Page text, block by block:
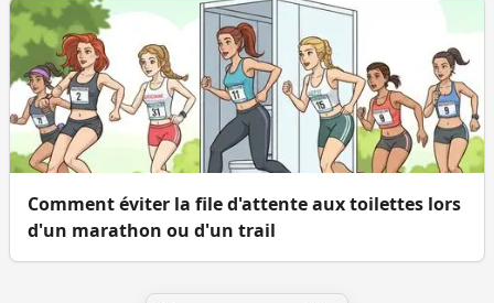
Comment éviter la file d'attente aux toilettes lors
d'un marathon ou d'un trail